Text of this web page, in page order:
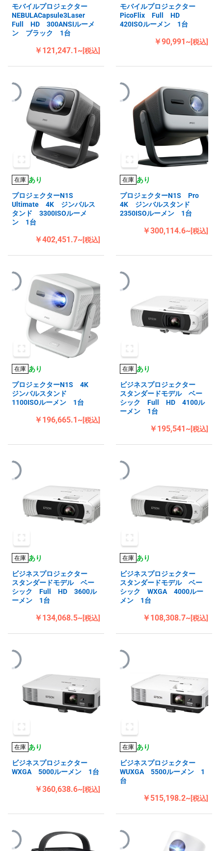
モバイルプロジェクター
NEBULACapsule3Laser
Full HD 300ANSIルーメ
ン ブラック 1台
￥121,247.1~[税込]
モバイルプロジェクター
PicoFlix Full HD
420ISOルーメン 1台
￥90,991~[税込]
在庫 あり
プロジェクターN1S
Ultimate 4K ジンバルス
タンド 3300ISOルーメ
ン 1台
￥402,451.7~[税込]
在庫 あり
プロジェクターN1S Pro
4K ジンバルスタンド
2350ISOルーメン 1台
￥300,114.6~[税込]
在庫 あり
プロジェクターN1S 4K
ジンバルスタンド
1100ISOルーメン 1台
￥196,665.1~[税込]
在庫 あり
ビジネスプロジェクター
スタンダードモデル ベー
シック Full HD 4100ル
ーメン 1台
￥195,541~[税込]
在庫 あり
ビジネスプロジェクター
スタンダードモデル ベー
シック Full HD 3600ル
ーメン 1台
￥134,068.5~[税込]
在庫 あり
ビジネスプロジェクター
スタンダードモデル ベー
シック WXGA 4000ルー
メン 1台
￥108,308.7~[税込]
在庫 あり
ビジネスプロジェクター
WXGA 5000ルーメン 1台
￥360,638.6~[税込]
在庫 あり
ビジネスプロジェクター
WUXGA 5500ルーメン 1
台
￥515,198.2~[税込]